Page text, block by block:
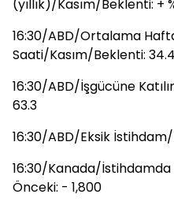
(yıllık)/Kasım/Beklenti: +
16:30/ABD/Ortalama
Saati/Kasım/Beklenti:
16:30/ABD/İşgücüne
63.3
16:30/ABD/Eksik
16:30/Kanada/
Önceki: - 1,800